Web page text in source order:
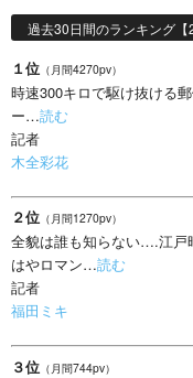
過去30日間のランキング【
１位 （月間4270pv）
時速300キロで駆け抜ける
ー…読む
記者
木全彩花
２位 （月間1270pv）
全貌は誰も知らない….江戸
はやロマン…読む
記者
福田ミキ
３位 （月間744pv）